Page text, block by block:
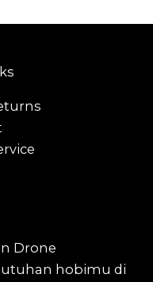
Drone
hobimu di